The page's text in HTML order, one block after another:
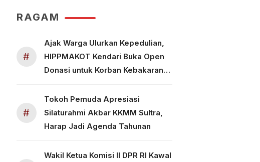
RAGAM
#
Ajak Warga Ulurkan Kepedulian,
HIPPMAKOT Kendari Buka Open
Donasi untuk Korban Kebakaran
#
Tokoh Pemuda Apresiasi
Silaturahmi Akbar KKMM Sultra,
Harap Jadi Agenda Tahunan
Wakil Ketua Komisi II DPR RI Kawal